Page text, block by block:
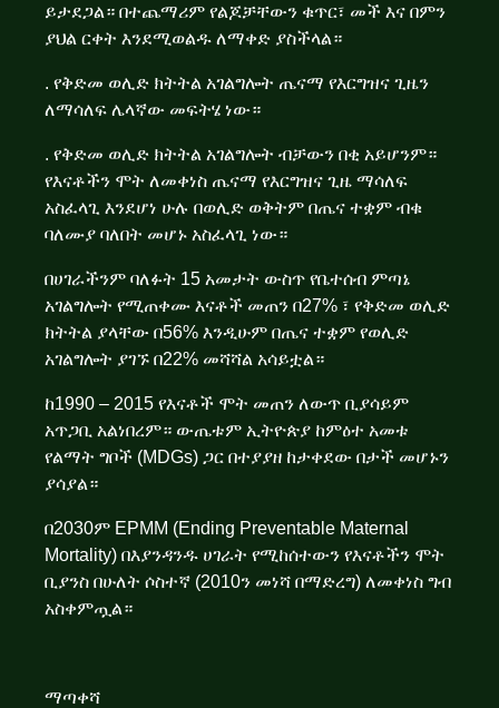
ይታደጋል። በተጨማሪም የልጆቻቸውን ቁጥር፣ መች እና በምን
ያህል ርቀት እንደሚወልዱ ለማቀድ ያስችላል።
. የቅድመ ወሊድ ክትትል አገልግሎት ጤናማ የእርግዝና ጊዜን
ለማሳለፍ ሌላኛው መፍትሄ ነው።
. የቅድመ ወሊድ ክትትል አገልግሎት ብቻውን በቂ አይሆንም።
የእናቶችን ሞት ለመቀነስ ጤናማ የእርግዝና ጊዜ ማሳለፍ
አስፈላጊ እንደሆነ ሁሉ በወሊድ ወቅትም በጤና ተቋም ብቁ
ባለሙያ ባለበት መሆኑ አስፈላጊ ነው።
በሀገራችንም ባለፉት 15 አመታት ውስጥ የቤተሰብ ምጣኔ
አገልግሎት የሚጠቀሙ እናቶች መጠን በ27% ፣ የቅድመ ወሊድ
ክትትል ያላቸው በ56% እንዲሁም በጤና ተቋም የወሊድ
አገልግሎት ያገኙ በ22% መሻሻል አሳይቷል።
ከ1990 – 2015 የእናቶች ሞት መጠን ለውጥ ቢያሳይም
አጥጋቢ አልነበረም። ውጤቱም ኢትዮጵያ ከምዕተ አመቱ
የልማት ግቦች (MDGs) ጋር በተያያዘ ከታቀደው በታች መሆኑን
ያሳያል።
በ2030ም EPMM (Ending Preventable Maternal
Mortality) በእያንዳንዱ ሀገራት የሚከሰተውን የእናቶችን ሞት
ቢያንስ በሁለት ሶስተኛ (2010ን መነሻ በማድረግ) ለመቀነስ ግብ
አስቀምጧል።
ማጣቀሻ